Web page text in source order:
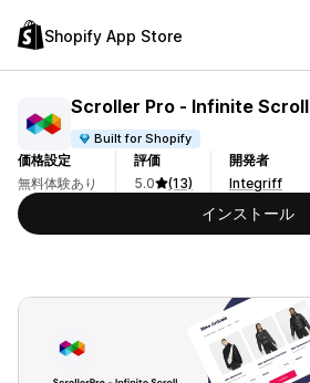
Shopify App Store
Scroller Pro ‑ Infinite Scroll
Built for Shopify
価格設定
無料体験あり
評価
5.0
(13)
開発者
Integriff
インストール